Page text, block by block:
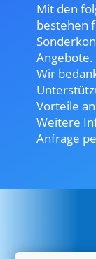
Mit den
bestehen
Angebote.
Wir
Vorteile
Weitere
Anfrage